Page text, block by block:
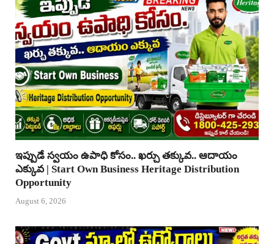
ఇప్పుడే స్వయం ఉపాధి కోసం.. ఖర్చు తక్కువ.. ఆదాయం
ఎక్కువ | Start Own Business Heritage Distribution
Opportunity
August 6, 2026